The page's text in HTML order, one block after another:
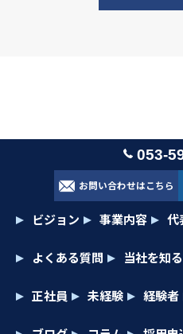
053-
お問い合わせはこちら
ビジョン 事業内容 代
よくある質問 当社を知る
正社員 未経験 経験者